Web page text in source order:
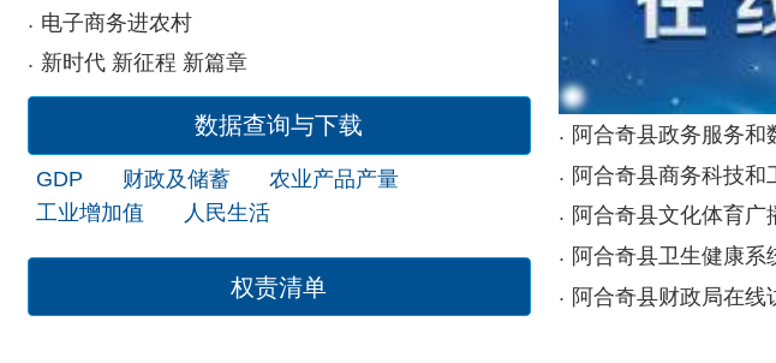
阿合奇县财政局在线访谈
县市 媒体
阿图什市 阿克陶县 乌恰县
主办：新疆阿合奇县人民政府办公室
政府网站标识码：6530230001
新ICP备16001989号
地 址：阿合奇县南大街 邮 编：843500
电话：0908-5623856
关于我们
网站地图 政务新媒体矩阵